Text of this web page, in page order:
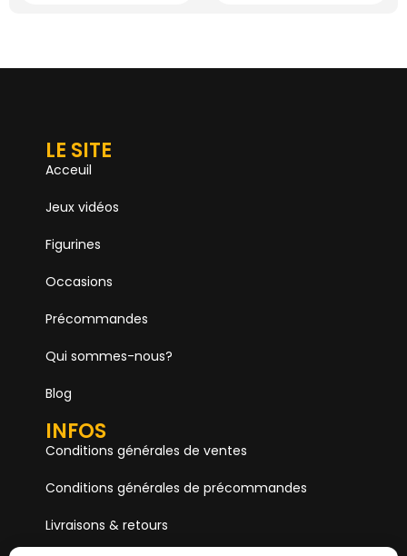
LE SITE
Acceuil
Jeux vidéos
Figurines
Occasions
Précommandes
Qui sommes-nous?
Blog
INFOS
Conditions générales de ventes
Conditions générales de précommandes
Livraisons & retours